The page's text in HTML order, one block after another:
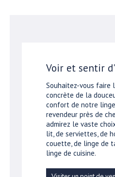
Voir et sentir
Souhaitez-vous faire
concrète de la
confort de notre
revendeur près de
admirez le vaste
lit, de serviettes, de
couette, de linge de
linge de cuisine.